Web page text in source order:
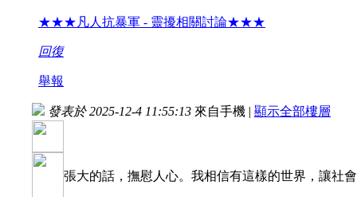
★★★凡人抗暴軍 - 靈擾相關討論★★★
回復
舉報
發表於 2025-12-4 11:55:13 來自手機 | 顯示全部樓層
張大的話，撫慰人心。我相信有這樣的世界，讓社